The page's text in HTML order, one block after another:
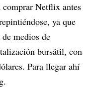
comprar Netflix antes
ya que
medios de
bursátil, con
Para llegar ahí